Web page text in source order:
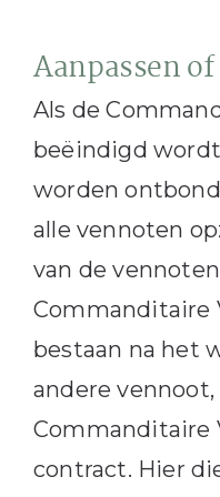
Aanpassen
Als de
beëindigd
worden
alle vennoten
van de
Commanditaire
bestaan na het
andere
Commanditaire
contract. Hier